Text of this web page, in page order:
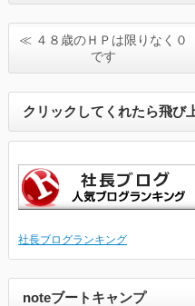
≪ ４８歳のＨＰは限りなく０
です
クリックしてくれたら飛び
社長ブログランキング
noteブートキャンプ